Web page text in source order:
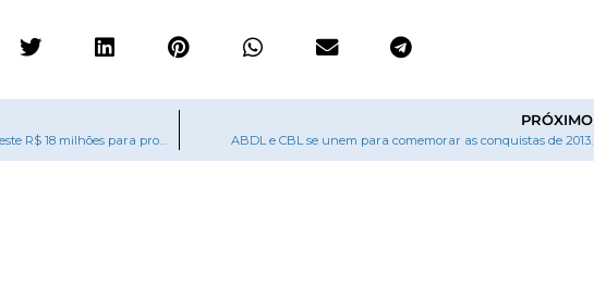
PRÓXIMO
ABDL e CBL se unem para comemorar as conquistas de 2013.